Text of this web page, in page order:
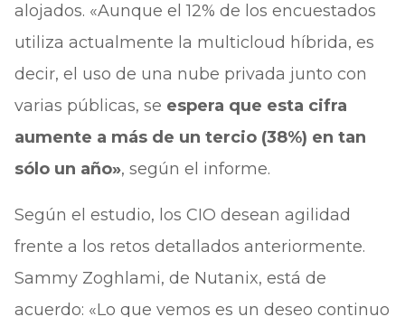
alojados. «Aunque el 12% de los encuestados
utiliza actualmente la multicloud híbrida, es
decir, el uso de una nube privada junto con
varias públicas, se espera que esta cifra
aumente a más de un tercio (38%) en tan
sólo un año», según el informe.
Según el estudio, los CIO desean agilidad
frente a los retos detallados anteriormente.
Sammy Zoghlami, de Nutanix, está de
acuerdo: «Lo que vemos es un deseo continuo